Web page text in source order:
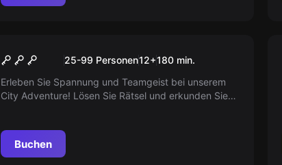
Neu
Stadtrallye Stuttgart
25-99 Personen12+180 min.
Erleben Sie Spannung und Teamgeist bei unserem
City Adventure! Lösen Sie Rätsel und erkunden Sie
und Teambuilding. Individuell auf Ihre Wünsche
abgestimmt!
Buchen